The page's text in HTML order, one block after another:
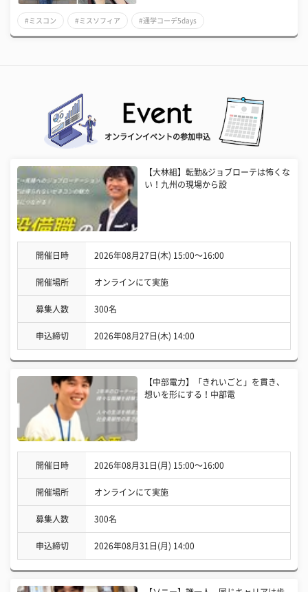
#ミスコン #ミスソフィア #通学コーデ5days
オンラインイベントの参加申込
【大林組】転勤&ジョブローテは怖くな
い！九州の現場から設
開催日時 2026年08月27日(木) 15:00〜16:00
開催場所 オンラインにて実施
募集人数 300名
申込締切 2026年08月27日(木) 14:00
【中部電力】「きれいごと」を貫き、
想いを形にする！中部電
開催日時 2026年08月31日(月) 15:00〜16:00
開催場所 オンラインにて実施
募集人数 300名
申込締切 2026年08月31日(月) 14:00